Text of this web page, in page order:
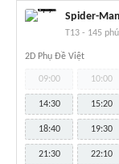
Spider-
T13 - 145
2D Phụ Đề Việt
09:00 10:00
14:30 15:20
18:40 19:30
21:30 22:10